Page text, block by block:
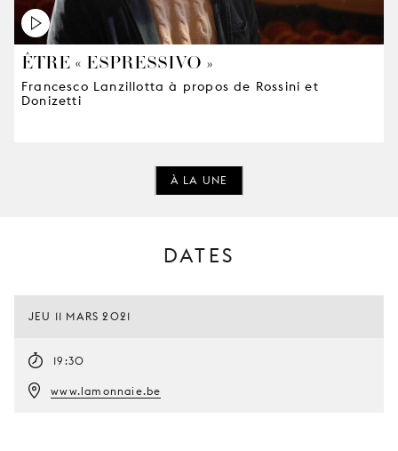
ÊTRE « ESPRESSIVO »
Francesco Lanzillotta à propos de Rossini et
Donizetti
À LA UNE
DATES
JEU 11 MARS 2021
19:30
www.lamonnaie.be